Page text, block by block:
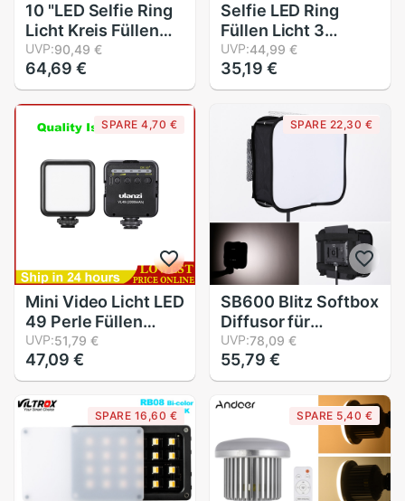
10 "LED Selfie Ring
Licht Kreis Füllen
Licht Dimmbar
Runde Lampe Stativ
Fotografie RingLight
Trepied machen-
hoch Telefon
UVP:90,49 €
64,69 €
Selfie LED Ring
Füllen Licht 3
ebenen
Beleuchtung
Tragbare praktisch
10 LEDs Für
praktisch USB
Aufladbare Clip
Lampe freies schiff
UVP:44,99 €
35,19 €
SPARE 4,70 €
Mini Video Licht LED
49 Perle Füllen
Licht Lithium-
Batterie Füllen Licht
Für
Macrophotography
DSLR Kamera
Videolight Hochzeit
Aufnahme
UVP:51,79 €
47,09 €
SPARE 22,30 €
SB600 Blitz Softbox
Diffusor für
Yongnuo YN600
Faltbare Video Licht
Tafel
UVP:78,09 €
55,79 €
SPARE 16,60 € SPARE 5,40 €